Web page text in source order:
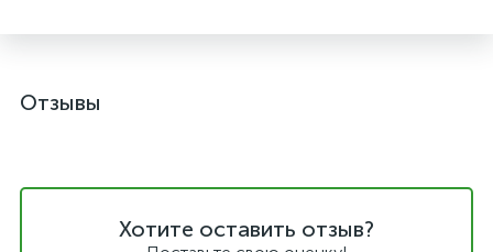
Отзывы
Хотите оставить отзыв?